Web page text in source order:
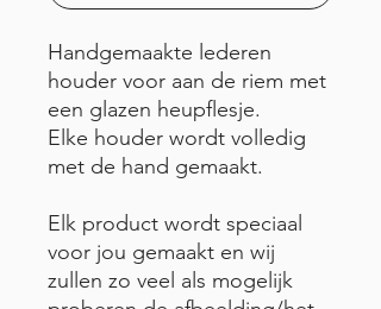
Handgemaakte lederen
houder voor aan de riem met
een glazen heupflesje.
Elke houder wordt volledig
met de hand gemaakt.
Elk product wordt speciaal
voor jou gemaakt en wij
zullen zo veel als mogelijk